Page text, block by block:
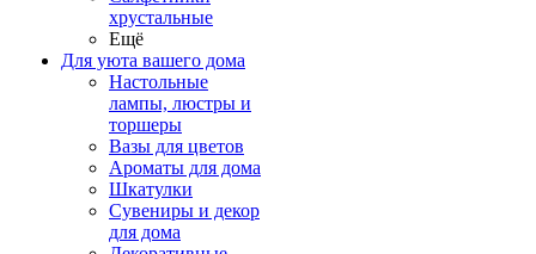
хрустальные
Ещё
Для уюта вашего дома
Настольные
лампы, люстры и
торшеры
Вазы для цветов
Ароматы для дома
Шкатулки
Сувениры и декор
для дома